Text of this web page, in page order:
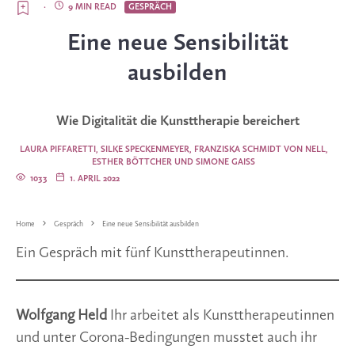
GESPRÄCH
9 MIN READ
·
Eine neue Sensibilität
ausbilden
Wie Digitalität die Kunsttherapie bereichert
LAURA PIFFARETTI, SILKE SPECKENMEYER, FRANZISKA SCHMIDT VON NELL,
ESTHER BÖTTCHER UND SIMONE GAISS
1. APRIL 2022
1033
Home Gespräch Eine neue Sensibilität ausbilden
Ein Gespräch mit fünf Kunsttherapeutinnen.
Wolfgang Held Ihr arbeitet als Kunsttherapeutinnen
und unter Corona-Bedingungen musstet auch ihr